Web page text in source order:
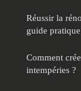
Réussir la
guide pratique
Comment
intempéries ?